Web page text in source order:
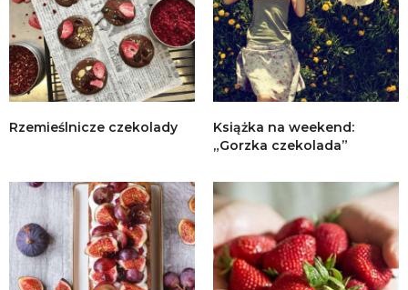
Rzemieślnicze czekolady
Książka na weekend:
„Gorzka czekolada”